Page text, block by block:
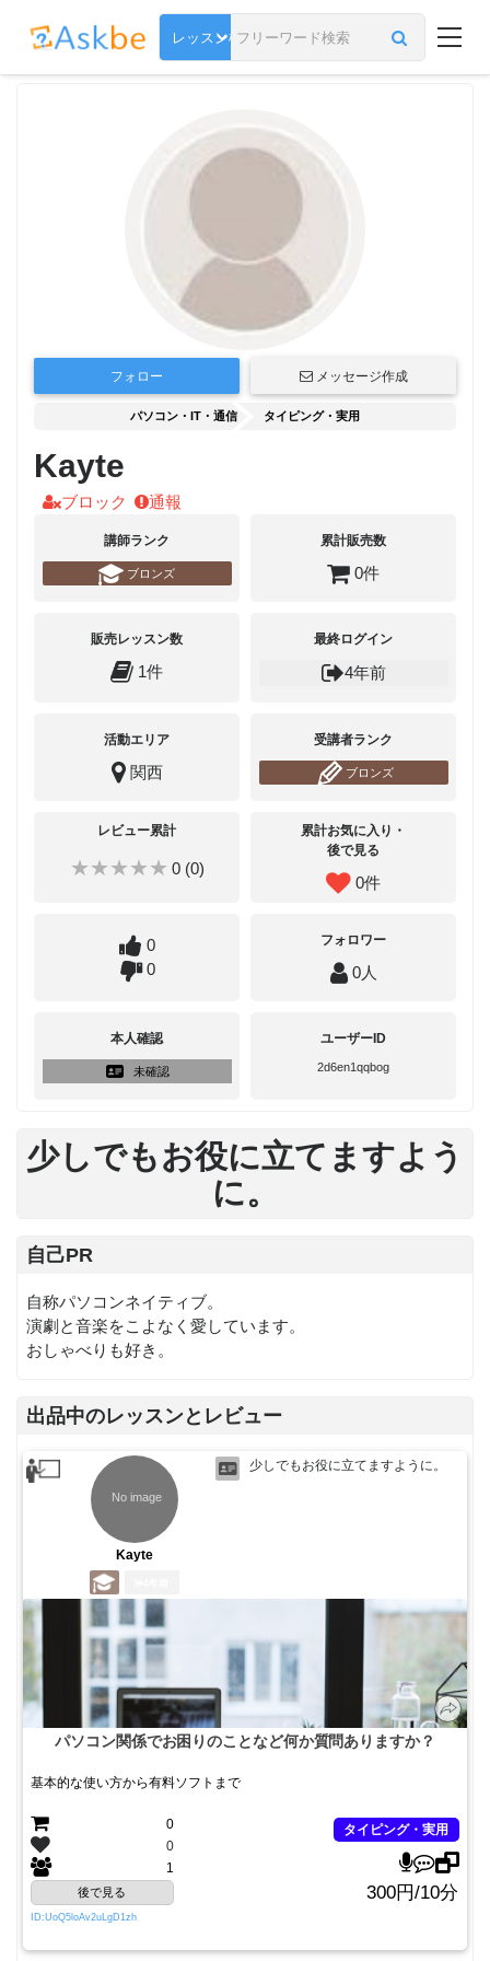
フォロー メッセージ作成
パソコン・IT・通信 タイピング・実用
Kayte
ブロック 通報
講師ランク
ブロンズ
累計販売数
0件
販売レッスン数
1件
最終ログイン
4年前
活動エリア
関西
受講者ランク
ブロンズ
レビュー累計
★★★★★ 0 (0)
累計お気に入り・
後で見る
0件
0
0
フォロワー
0人
本人確認
未確認
ユーザーID
2d6en1qqbog
少しでもお役に立てますよう
に。
自己PR
自称パソコンネイティブ。
演劇と音楽をこよなく愛しています。
おしゃべりも好き。
出品中のレッスンとレビュー
Kayte
少しでもお役に立てますように。
パソコン関係でお困りのことなど何か質問ありますか？
基本的な使い方から有料ソフトまで
0
0
1
タイピング・実用
後で見る 300円/10分
ID:UoQ5loAv2uLgD1zh